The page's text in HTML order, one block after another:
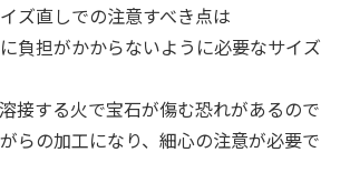
ズ直しでの注意すべき点は
負担がかからないように必要なサイズ
接する火で宝石が傷む恐れがあるので
らの加工になり、細心の注意が必要で